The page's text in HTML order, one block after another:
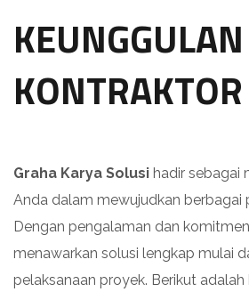
Graha Karya Solusi hadir sebagai
Anda dalam mewujudkan berbagai
Dengan pengalaman dan
menawarkan solusi lengkap mulai
pelaksanaan proyek. Berikut